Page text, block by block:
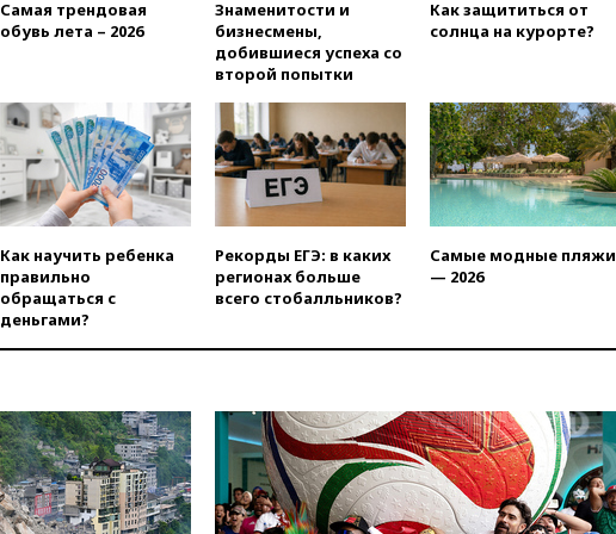
олимпиады для поступления в
вузы
предложил оплачивать
защиту дорог от БПЛА из
средств на ремонт
вчера, 20:00Зеленский 8
августа посетит Сербию с
официальным визитом
вчера, 19:58В Госдуму будет
внесен законопроект об
отмене ЕГЭ
вчера, 19:50Аэропорты Сочи и
вчера, 19:35WP: Трамп
призвал доноров-
республиканцев поддержать
Вэнса на выборах 2028 года
вчера, 19:20Число ломбардов
Самая трендовая
обувь лета – 2026
Знаменитости и
бизнесмены,
добившиеся успеха со
второй попытки
Как защититься от
солнца на курорте?
Как научить ребенка
правильно
обращаться с
деньгами?
Рекорды ЕГЭ: в каких
регионах больше
всего стобалльников?
Самые модные пляжи
— 2026